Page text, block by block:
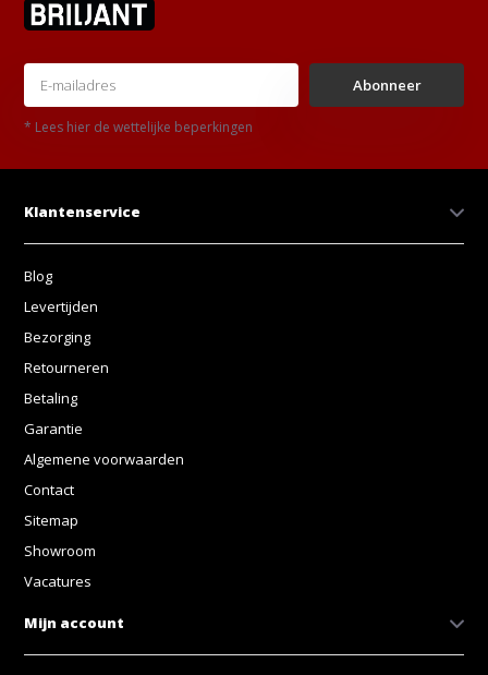
Abonneer
* Lees hier de wettelijke beperkingen
Klantenservice
Blog
Levertijden
Bezorging
Retourneren
Betaling
Garantie
Algemene voorwaarden
Contact
Sitemap
Showroom
Vacatures
Mijn account